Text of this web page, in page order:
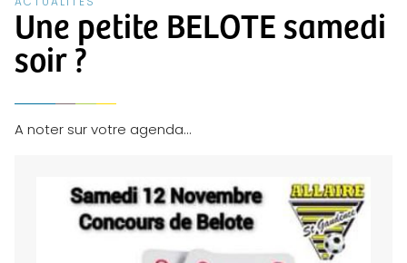
Une petite BELOTE samedi
soir ?
A noter sur votre agenda…